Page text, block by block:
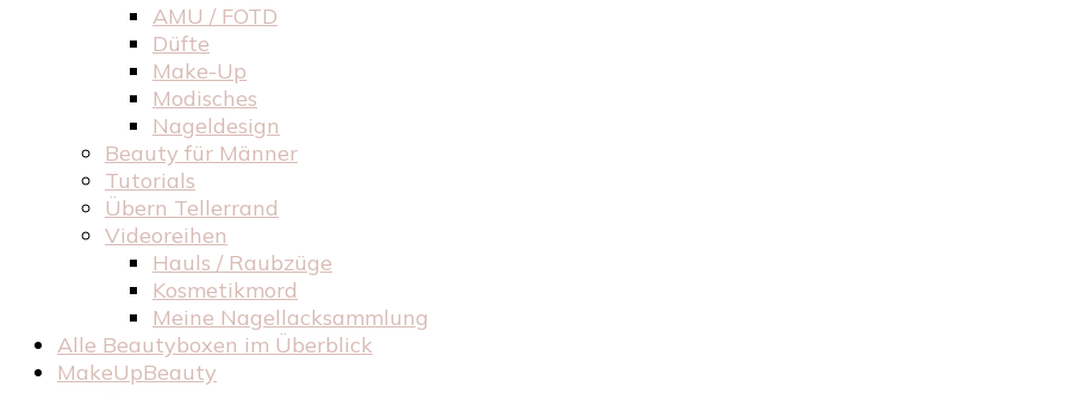
AMU / FOTD
Düfte
Make-Up
Modisches
Nageldesign
Beauty für Männer
Tutorials
Übern Tellerrand
Videoreihen
Hauls / Raubzüge
Kosmetikmord
Meine Nagellacksammlung
Alle Beautyboxen im Überblick
MakeUpBeauty